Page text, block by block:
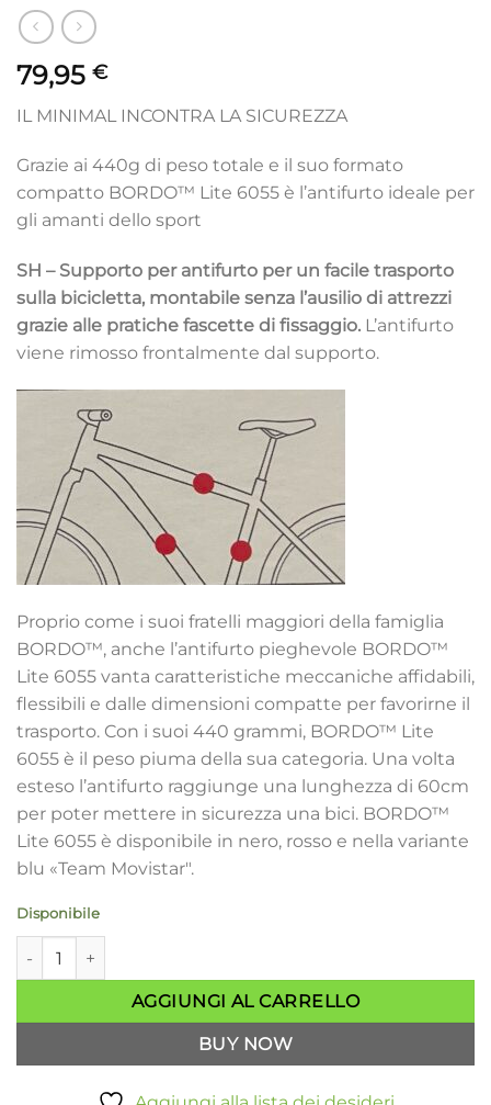
79,95 €
IL MINIMAL INCONTRA LA SICUREZZA
Grazie ai 440g di peso totale e il suo formato
compatto BORDO™ Lite 6055 è l’antifurto ideale per
gli amanti dello sport
SH – Supporto per antifurto per un facile trasporto
sulla bicicletta, montabile senza l’ausilio di attrezzi
grazie alle pratiche fascette di fissaggio. L’antifurto
viene rimosso frontalmente dal supporto.
Proprio come i suoi fratelli maggiori della famiglia
BORDO™, anche l’antifurto pieghevole BORDO™
Lite 6055 vanta caratteristiche meccaniche affidabili,
flessibili e dalle dimensioni compatte per favorirne il
trasporto. Con i suoi 440 grammi, BORDO™ Lite
6055 è il peso piuma della sua categoria. Una volta
esteso l’antifurto raggiunge una lunghezza di 60cm
per poter mettere in sicurezza una bici. BORDO™
Lite 6055 è disponibile in nero, rosso e nella variante
blu «Team Movistar".
Disponibile
Antifurto bici ABUS BORDO™ Lite 6055K/85 black SH
AGGIUNGI AL CARRELLO
BUY NOW